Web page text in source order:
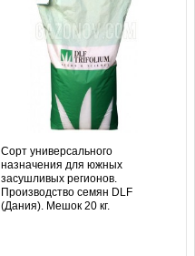
Сорт универсального
назначения для южных
засушливых регионов.
Производство семян DLF
(Дания). Мешок 20 кг.